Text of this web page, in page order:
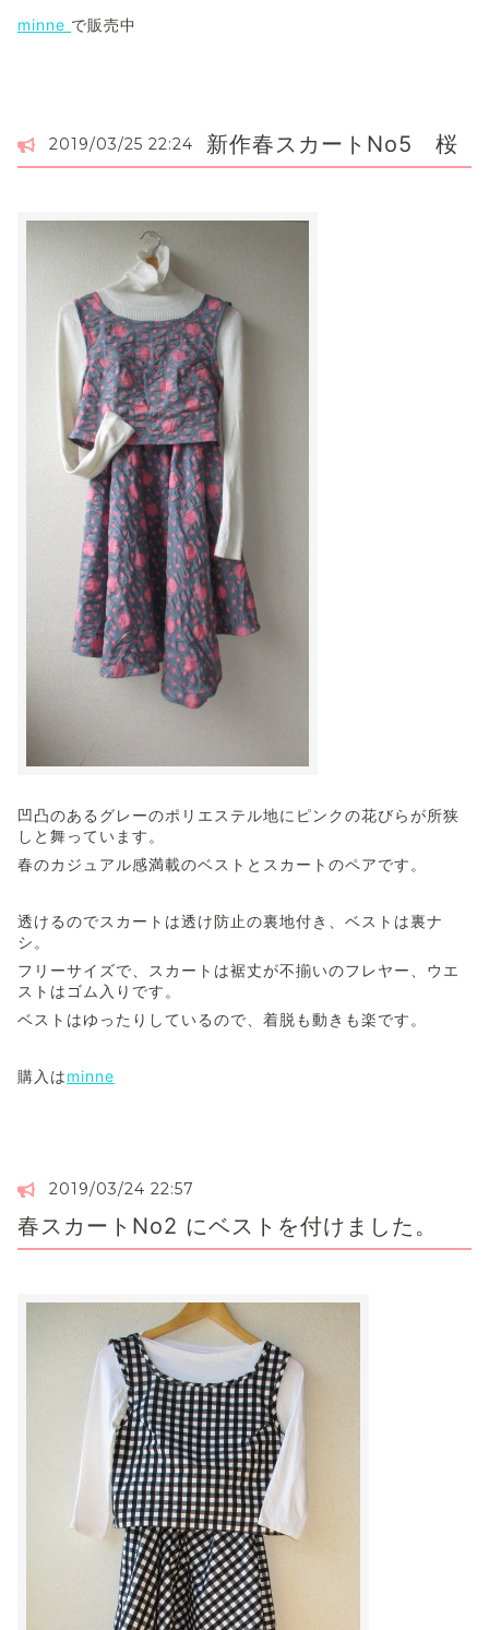
minne で販売中
2019/03/25 22:24 新作春スカートNo5 桜
凹凸のあるグレーのポリエステル地にピンクの花びらが所狭
しと舞っています。
春のカジュアル感満載のベストとスカートのペアです。
透けるのでスカートは透け防止の裏地付き、ベストは裏ナ
シ。
フリーサイズで、スカートは裾丈が不揃いのフレヤー、ウエ
ストはゴム入りです。
ベストはゆったりしているので、着脱も動きも楽です。
購入はminne
2019/03/24 22:57
春スカートNo2 にベストを付けました。